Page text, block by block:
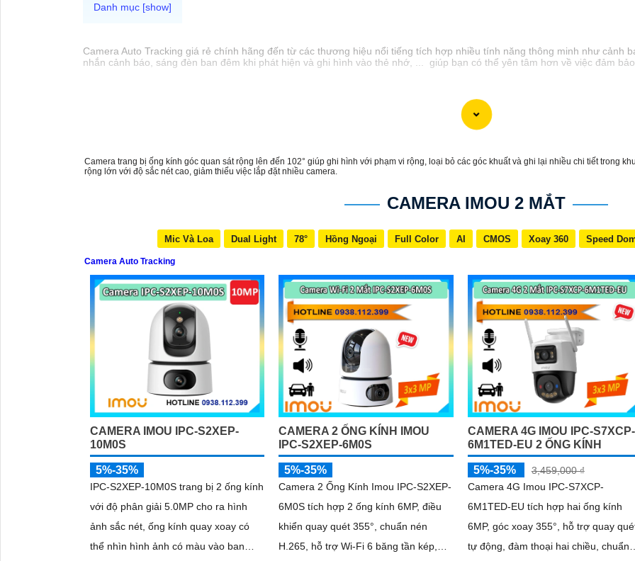
Camera Auto Tracking giá rẻ chính hãng đến từ các thương hiệu nổi tiếng tích hợp nhiều tính năng thông minh như cảnh
nhắn cảnh báo, sáng đèn ban đêm khi phát hiện và ghi hình vào thẻ nhớ, ... giúp bạn có thể yên tâm hơn về việc đảm
Camera trang bị ống kính góc quan sát rộng lên đến 102° giúp ghi hình với phạm vi rộng, loại bỏ các góc khuất và ghi lại nhiều chi tiết trong
rộng lớn với độ sắc nét cao, giảm thiểu việc lắp đặt nhiều camera.
CAMERA IMOU 2 MẮT
Mic Và Loa Dual Light 78° Hồng Ngoại Full Color AI CMOS Xoay 360 Speed
Camera Auto Tracking
CAMERA IMOU IPC-S2XEP-
10M0S
5%-35%
IPC-S2XEP-10M0S trang bị 2 ống kính
với độ phân giải 5.0MP cho ra hình
ảnh sắc nét, ống kính quay xoay có
thể nhìn hình ảnh có màu vào ban
CAMERA 2 ỐNG KÍNH IMOU
IPC-S2XEP-6M0S
5%-35%
Camera 2 Ống Kính Imou IPC-S2XEP-
6M0S tích hợp 2 ống kính 6MP, điều
khiển quay quét 355°, chuẩn nén
H.265, hỗ trợ Wi-Fi 6 băng tần kép,
CAMERA 4G IMOU IPC-S7XCP-
6M1TED-EU 2 ỐNG KÍNH
5%-35%
3,459,000 ₫
Camera 4G Imou IPC-S7XCP-
6M1TED-EU tích hợp hai ống kính
6MP, góc xoay 355°, hỗ trợ quay
tự động, đàm thoại hai chiều, chuẩn